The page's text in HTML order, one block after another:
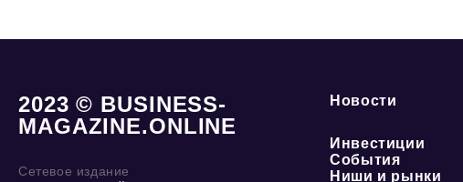
2023 © BUSINESS-
MAGAZINE.ONLINE
Сетевое издание
Новости
Инвестиции
События
Ниши и рынки